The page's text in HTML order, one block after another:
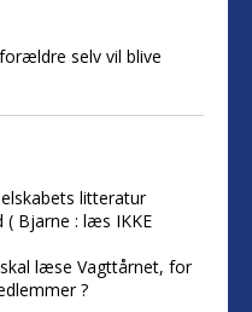
selv vil blive
litteratur
( Bjarne : læs IKKE
læse Vagttårnet, for
?